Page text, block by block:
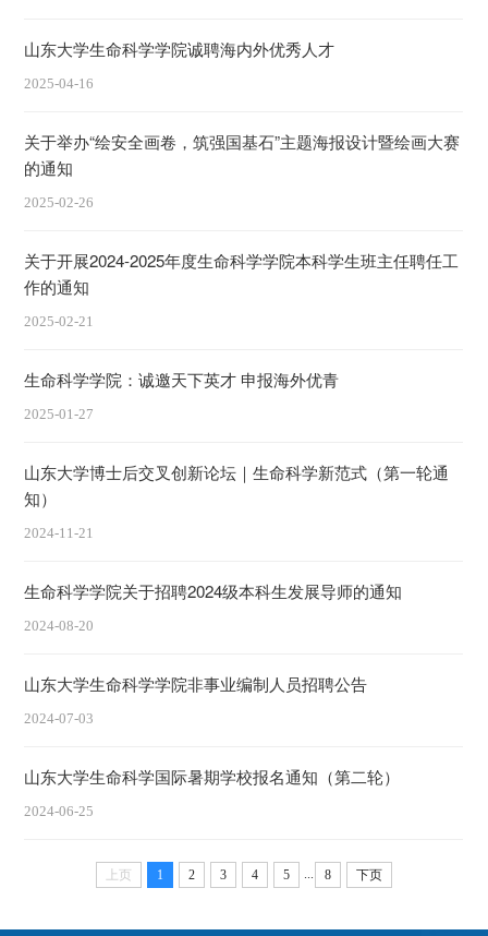
山东大学生命科学学院诚聘海内外优秀人才
2025-04-16
关于举办“绘安全画卷，筑强国基石”主题海报设计暨绘画大赛
的通知
2025-02-26
关于开展2024-2025年度生命科学学院本科学生班主任聘任工
作的通知
2025-02-21
生命科学学院：诚邀天下英才 申报海外优青
2025-01-27
山东大学博士后交叉创新论坛｜生命科学新范式（第一轮通
知）
2024-11-21
生命科学学院关于招聘2024级本科生发展导师的通知
2024-08-20
山东大学生命科学学院非事业编制人员招聘公告
2024-07-03
山东大学生命科学国际暑期学校报名通知（第二轮）
2024-06-25
上页 1 2 3 4 5 8 下页